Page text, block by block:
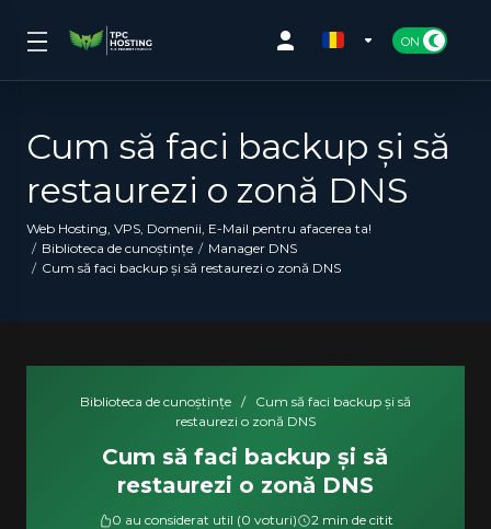
Cum să faci backup și să
restaurezi o zonă DNS
Web Hosting, VPS, Domenii, E-Mail pentru afacerea ta!
Biblioteca de cunoștințe
Manager DNS
Cum să faci backup și să restaurezi o zonă DNS
Biblioteca de cunoștințe /
Cum să faci backup și să
restaurezi o zonă DNS
Cum să faci backup și să
restaurezi o zonă DNS
0 au considerat util (0 voturi) 2 min de citit